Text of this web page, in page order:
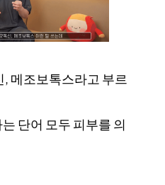
메조보톡스라고 부르
단어 모두 피부를 의